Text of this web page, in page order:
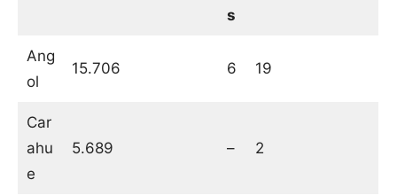
s
Ang
ol
15.706 6 19
Car
ahu
e
5.689 – 2